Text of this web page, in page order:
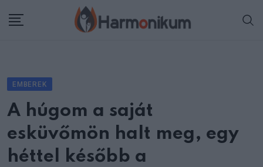
EMBEREK
A húgom a saját
esküvőmön halt meg, egy
héttel később a